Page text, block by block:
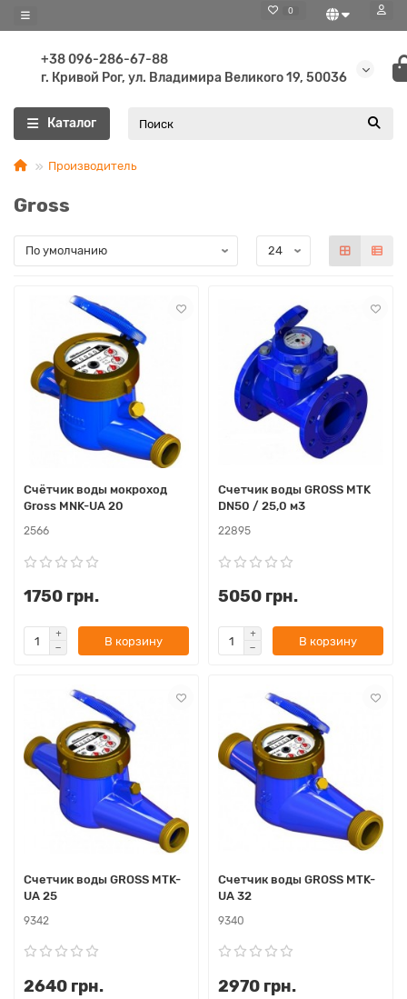
0
+38 096-286-67-88
г. Кривой Рог, ул. Владимира Великого 19, 50036
Каталог
Производитель
Gross
Счётчик воды мокроход
Gross MNK-UA 20
2566
1750 грн.
В корзину
Счетчик воды GROSS MTK
DN50 / 25,0 м3
22895
5050 грн.
В корзину
Счетчик воды GROSS MTK-
UA 25
9342
2640 грн.
Счетчик воды GROSS MTK-
UA 32
9340
2970 грн.